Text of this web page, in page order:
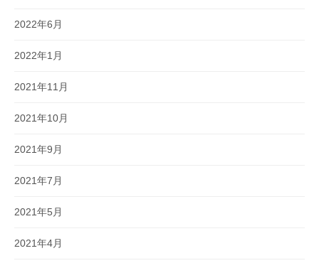
2022年6月
2022年1月
2021年11月
2021年10月
2021年9月
2021年7月
2021年5月
2021年4月